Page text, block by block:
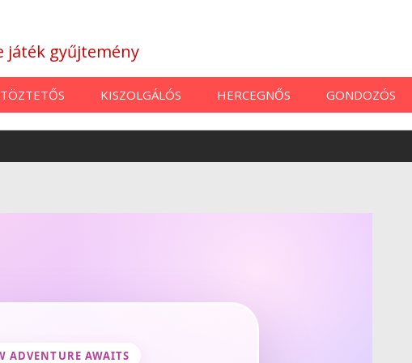
játék gyűjtemény
KISZOLGÁLÓS HERCEGNŐS GONDOZÓS